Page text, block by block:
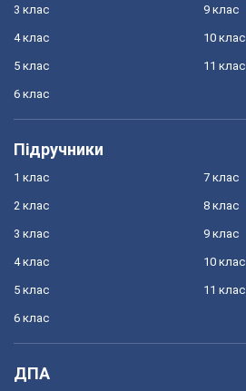
3 клас
4 клас
5 клас
6 клас
9 клас
10 клас
11 клас
Підручники
1 клас
2 клас
3 клас
4 клас
5 клас
6 клас
7 клас
8 клас
9 клас
10 клас
11 клас
ДПА